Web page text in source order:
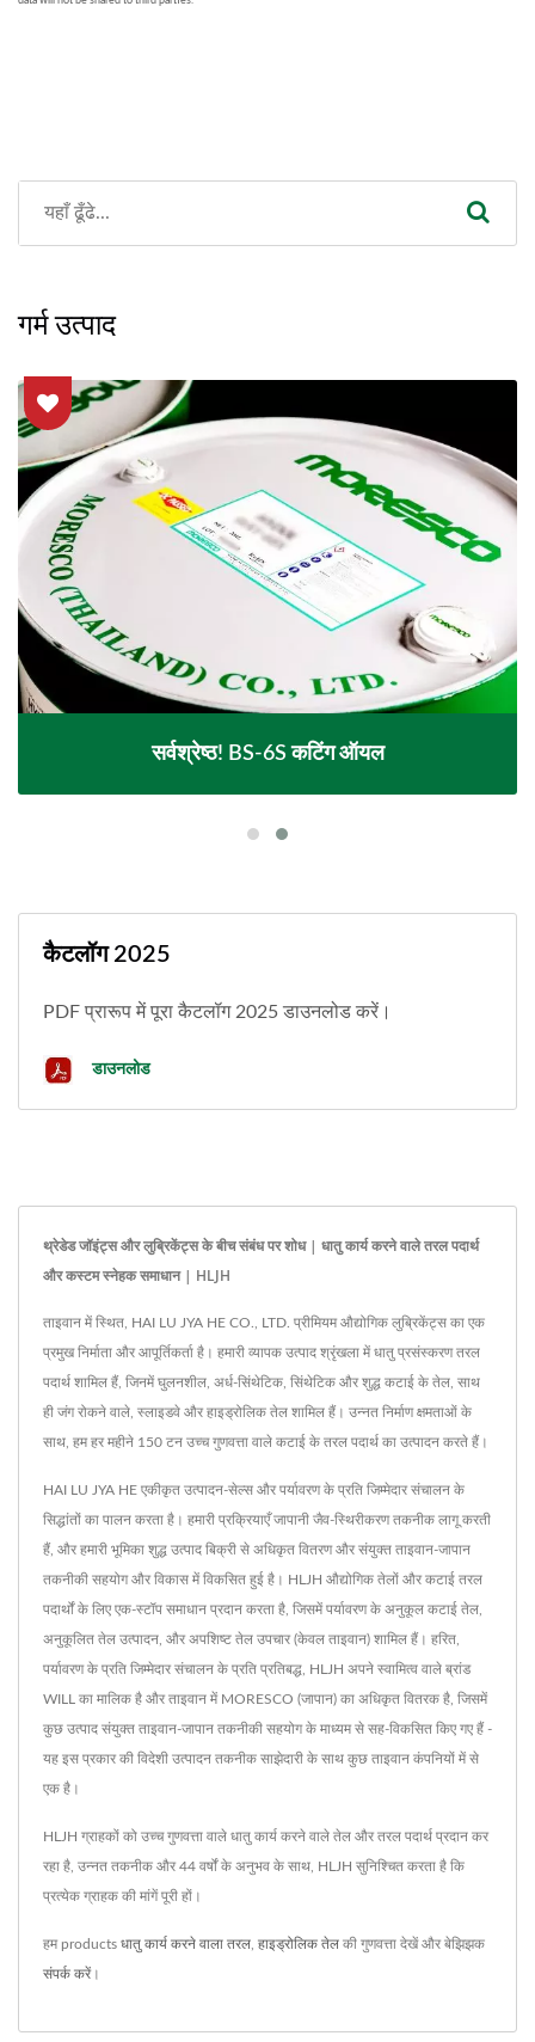
गर्म उत्पाद
सर्वश्रेष्ठ! BS-6S कटिंग ऑयल
कैटलॉग 2025
PDF प्रारूप में पूरा कैटलॉग 2025 डाउनलोड करें।
डाउनलोड
थ्रेडेड जॉइंट्स और लुब्रिकेंट्स के बीच संबंध पर शोध | धातु कार्य करने वाले तरल पदार्थ
और कस्टम स्नेहक समाधान | HLJH
ताइवान में स्थित, HAI LU JYA HE CO., LTD. प्रीमियम औद्योगिक लुब्रिकेंट्स का एक
प्रमुख निर्माता और आपूर्तिकर्ता है। हमारी व्यापक उत्पाद श्रृंखला में धातु प्रसंस्करण तरल
पदार्थ शामिल हैं, जिनमें घुलनशील, अर्ध-सिंथेटिक, सिंथेटिक और शुद्ध कटाई के तेल, साथ
ही जंग रोकने वाले, स्लाइडवे और हाइड्रोलिक तेल शामिल हैं। उन्नत निर्माण क्षमताओं के
साथ, हम हर महीने 150 टन उच्च गुणवत्ता वाले कटाई के तरल पदार्थ का उत्पादन करते हैं।
HAI LU JYA HE एकीकृत उत्पादन-सेल्स और पर्यावरण के प्रति जिम्मेदार संचालन के
सिद्धांतों का पालन करता है। हमारी प्रक्रियाएँ जापानी जैव-स्थिरीकरण तकनीक लागू करती
हैं, और हमारी भूमिका शुद्ध उत्पाद बिक्री से अधिकृत वितरण और संयुक्त ताइवान-जापान
तकनीकी सहयोग और विकास में विकसित हुई है। HLJH औद्योगिक तेलों और कटाई तरल
पदार्थों के लिए एक-स्टॉप समाधान प्रदान करता है, जिसमें पर्यावरण के अनुकूल कटाई तेल,
अनुकूलित तेल उत्पादन, और अपशिष्ट तेल उपचार (केवल ताइवान) शामिल हैं। हरित,
पर्यावरण के प्रति जिम्मेदार संचालन के प्रति प्रतिबद्ध, HLJH अपने स्वामित्व वाले ब्रांड
WILL का मालिक है और ताइवान में MORESCO (जापान) का अधिकृत वितरक है, जिसमें
कुछ उत्पाद संयुक्त ताइवान-जापान तकनीकी सहयोग के माध्यम से सह-विकसित किए गए हैं -
यह इस प्रकार की विदेशी उत्पादन तकनीक साझेदारी के साथ कुछ ताइवान कंपनियों में से
एक है।
HLJH ग्राहकों को उच्च गुणवत्ता वाले धातु कार्य करने वाले तेल और तरल पदार्थ प्रदान कर
रहा है, उन्नत तकनीक और 44 वर्षों के अनुभव के साथ, HLJH सुनिश्चित करता है कि
प्रत्येक ग्राहक की मांगें पूरी हों।
हम products धातु कार्य करने वाला तरल हाइड्रोलिक तेल की गुणवत्ता देखें और बेझिझक
संपर्क करें।